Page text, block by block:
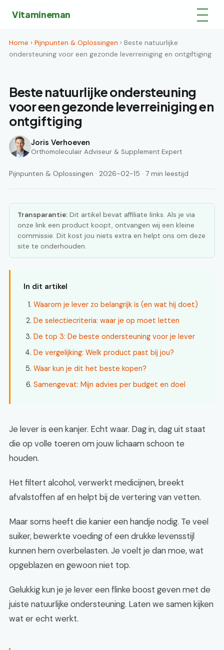
Vitamineman
Home › Pijnpunten & Oplossingen › Beste natuurlijke
ondersteuning voor een gezonde leverreiniging en ontgiftiging
Beste natuurlijke ondersteuning
voor een gezonde leverreiniging en
ontgiftiging
Joris Verhoeven
Orthomoleculair Adviseur & Supplement Expert
Pijnpunten & Oplossingen · 2026-02-15 · 7 min leestijd
Transparantie: Dit artikel bevat affiliate links. Als je via
onze link een product koopt, ontvangen wij een kleine
commissie. Dit kost jou niets extra en helpt ons om deze
site te onderhouden.
In dit artikel
Waarom je lever zo belangrijk is (en wat hij doet)
De selectiecriteria: waar je op moet letten
De top 3: De beste ondersteuning voor je lever
De vergelijking: Welk product past bij jou?
Waar kun je dit het beste kopen?
Samengevat: Mijn advies per budget en doel
Je lever is een kanjer. Echt waar. Dag in, dag uit staat
die op volle toeren om jouw lichaam schoon te
houden.
Het filtert alcohol, verwerkt medicijnen, breekt
afvalstoffen af en helpt bij de vertering van vetten.
Maar soms heeft die kanier een handje nodig. Te veel
suiker, bewerkte voeding of een drukke levensstijl
kunnen hem overbelasten. Je voelt je dan moe, wat
opgeblazen en gewoon niet top.
Gelukkig kun je je lever een flinke boost geven met de
juiste natuurlijke ondersteuning. Laten we samen kijken
wat er echt werkt.